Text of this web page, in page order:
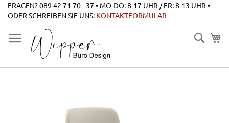
Zum
Inhalt
FRAGEN? 089 42 71 70 - 37 • MO-DO: 8-17 UHR / FR: 8-13 UHR •
ODER SCHREIBEN SIE UNS: KONTAKTFORMULAR
Suche